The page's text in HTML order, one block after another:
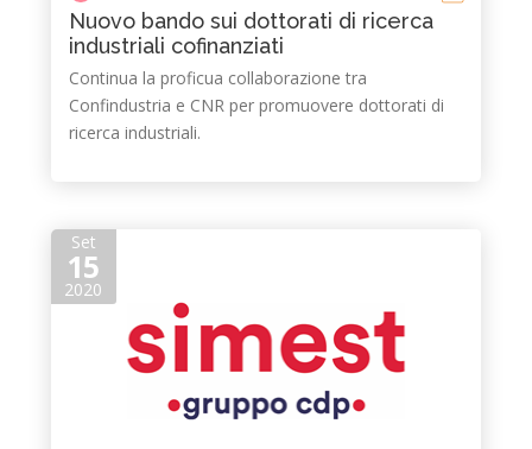
Nuovo bando sui dottorati di ricerca
industriali cofinanziati
Continua la proficua collaborazione tra
Confindustria e CNR per promuovere dottorati di
ricerca industriali.
Set
15
2020